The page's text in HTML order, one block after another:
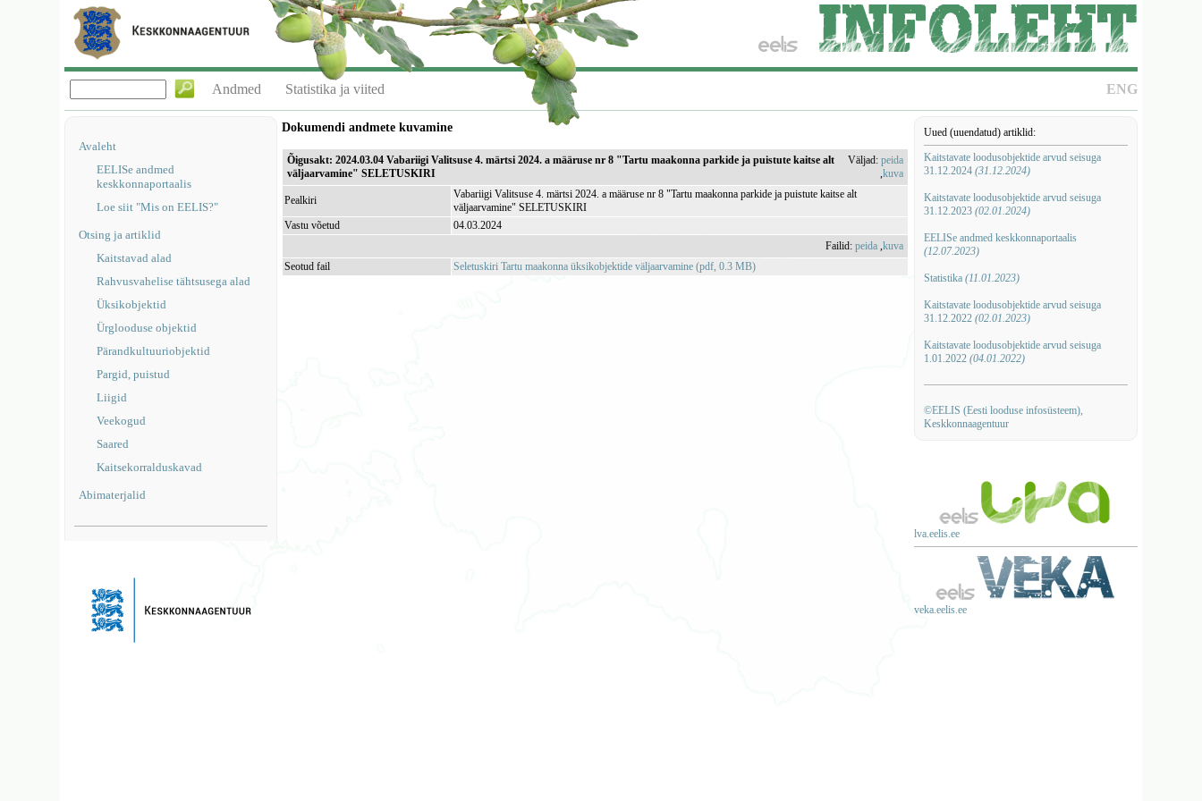
ENG
Andmed Statistika ja viited
Avaleht
EELISe andmed
keskkonnaportaalis
Loe siit "Mis on EELIS?"
Otsing ja artiklid
Kaitstavad alad
Rahvusvahelise tähtsusega alad
Üksikobjektid
Ürglooduse objektid
Pärandkultuuriobjektid
Pargid, puistud
Liigid
Veekogud
Saared
Kaitsekorralduskavad
Abimaterjalid
Uued (uuendatud) artiklid:
Kaitstavate loodusobjektide arvud seisuga
31.12.2024 (31.12.2024)
Kaitstavate loodusobjektide arvud seisuga
31.12.2023 (02.01.2024)
EELISe andmed keskkonnaportaalis
(12.07.2023)
Statistika (11.01.2023)
Kaitstavate loodusobjektide arvud seisuga
31.12.2022 (02.01.2023)
Kaitstavate loodusobjektide arvud seisuga
1.01.2022 (04.01.2022)
©EELIS (Eesti looduse infosüsteem),
Keskkonnaagentuur
lva.eelis.ee
veka.eelis.ee
Dokumendi andmete kuvamine
Õigusakt: 2024.03.04 Vabariigi Valitsuse 4. märtsi 2024. a määruse nr 8 "Tartu maakonna parkide ja puistute kaitse alt
väljaarvamine" SELETUSKIRI
Väljad:peida
,kuva
Pealkiri
Vabariigi Valitsuse 4. märtsi 2024. a määruse nr 8 "Tartu maakonna parkide ja puistute kaitse alt
väljaarvamine" SELETUSKIRI
Vastu võetud
04.03.2024
Failid:peida ,kuva
Seotud fail
Seletuskiri Tartu maakonna üksikobjektide väljaarvamine (pdf, 0.3 MB)